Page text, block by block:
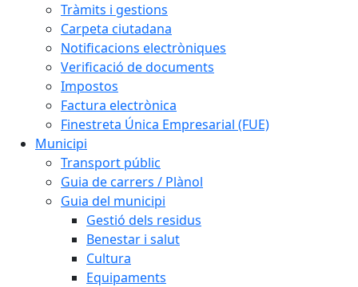
Tràmits i gestions
Carpeta ciutadana
Notificacions electròniques
Verificació de documents
Impostos
Factura electrònica
Finestreta Única Empresarial (FUE)
Municipi
Transport públic
Guia de carrers / Plànol
Guia del municipi
Gestió dels residus
Benestar i salut
Cultura
Equipaments